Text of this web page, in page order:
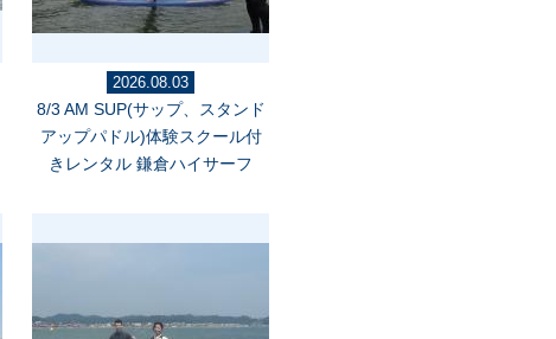
2026.08.03
8/3 AM SUP(サップ、スタンド
アップパドル)体験スクール付
きレンタル 鎌倉ハイサーフ